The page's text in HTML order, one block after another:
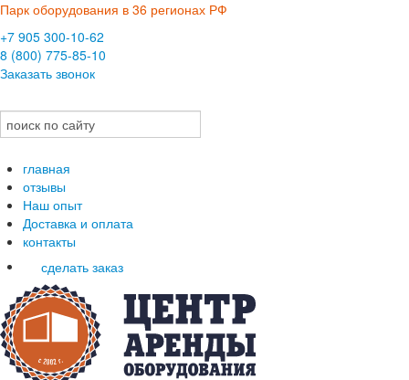
Парк оборудования в 36 регионах РФ
+7 905 300-10-62
8 (800) 775-85-10
Заказать звонок
главная
отзывы
Наш опыт
Доставка и оплата
контакты
сделать заказ